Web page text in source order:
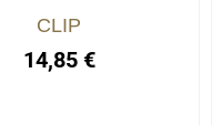
CLIP
14,85 €